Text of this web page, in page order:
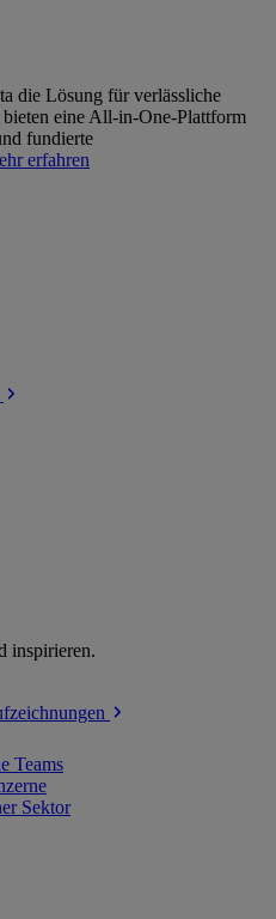
die Lösung für verlässliche
eine All-in-One-Plattform
fundierte
erfahren
inspirieren.
Teams
Sektor